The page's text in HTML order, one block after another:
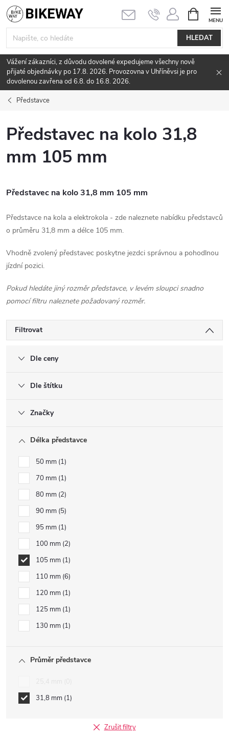
Přejít
na
obsah
HLEDAT
NÁKUPNÍ
KOŠÍK
Vážení zákazníci, z důvodu dovolené expedujeme všechny nově
přijaté objednávky po 17.8. 2026. Provozovna v Uhříněvsi je pro
dovolenou zavřena od 6.8. do 16.8. 2026.
Představce
Představec na kolo 31,8
mm 105 mm
Představec na kolo 31,8 mm 105 mm
Představce na kola a elektrokola - zde naleznete nabídku představců
o průměru 31,8 mm a délce 105 mm.
Vhodně zvolený představec poskytne jezdci správnou a pohodlnou
jízdní pozici.
Pokud hledáte jiný rozměr představce, v levém sloupci snadno
pomocí filtru naleznete požadovaný rozměr.
Filtrovat
Dle ceny
Dle štítku
Značky
Délka představce
50 mm 1
70 mm 1
80 mm 2
90 mm 5
95 mm 1
100 mm 2
105 mm 1
110 mm 6
120 mm 1
125 mm 1
130 mm 1
Průměr představce
31,8 mm 1
Zrušit filtry